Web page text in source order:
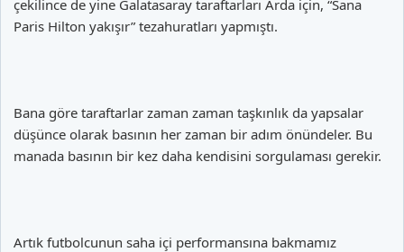
çekilince de yine Galatasaray taraftarları Arda için, “Sana
Paris Hilton yakışır” tezahuratları yapmıştı.
Bana göre taraftarlar zaman zaman taşkınlık da yapsalar
düşünce olarak basının her zaman bir adım önündeler. Bu
manada basının bir kez daha kendisini sorgulaması gerekir.
Artık futbolcunun saha içi performansına bakmamız